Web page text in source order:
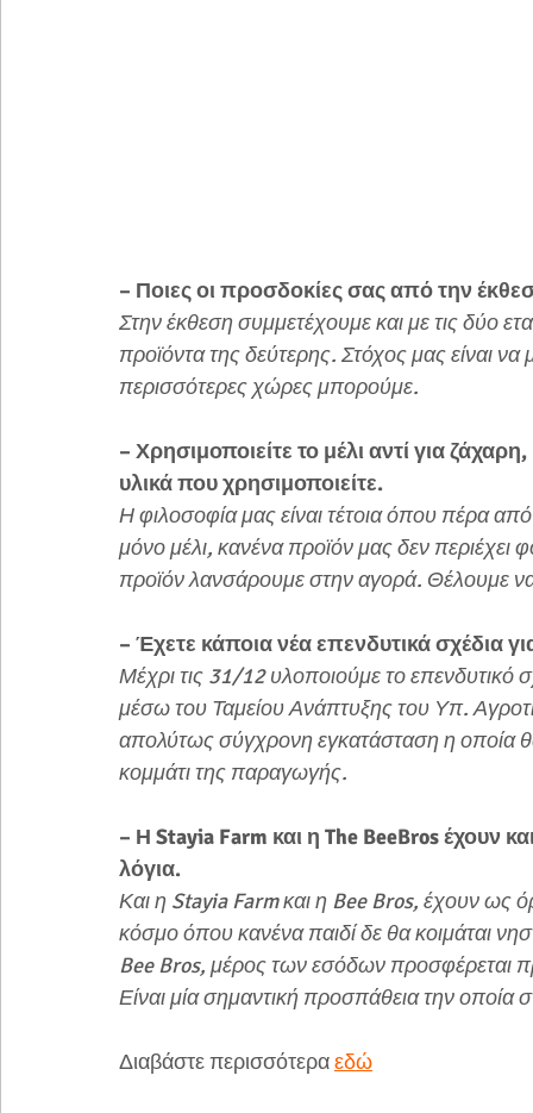
– Ποιες οι προσδοκίες σας από την
Στην έκθεση συμμετέχουμε και με τις δύο
προϊόντα της δεύτερης. Στόχος μας είναι
περισσότερες χώρες μπορούμε.
– Χρησιμοποιείτε το μέλι αντί για
υλικά που χρησιμοποιείτε.
Η φιλοσοφία μας είναι τέτοια όπου πέρα
μόνο μέλι, κανένα προϊόν μας δεν περιέχει
προϊόν λανσάρουμε στην αγορά. Θέλουμε
– Έχετε κάποια νέα επενδυτικά σχέδια
Μέχρι τις 31/12 υλοποιούμε το επενδυτικό
μέσω του Ταμείου Ανάπτυξης του Υπ.
απολύτως σύγχρονη εγκατάσταση η οποία
κομμάτι της παραγωγής.
– Η Stayia Farm και η The BeeBros έχουν
λόγια.
Και η Stayia Farm και η Bee Bros, έχουν
κόσμο όπου κανένα παιδί δε θα κοιμάται
Bee Bros, μέρος των εσόδων
Είναι μία σημαντική προσπάθεια την
Διαβάστε περισσότερα εδώ